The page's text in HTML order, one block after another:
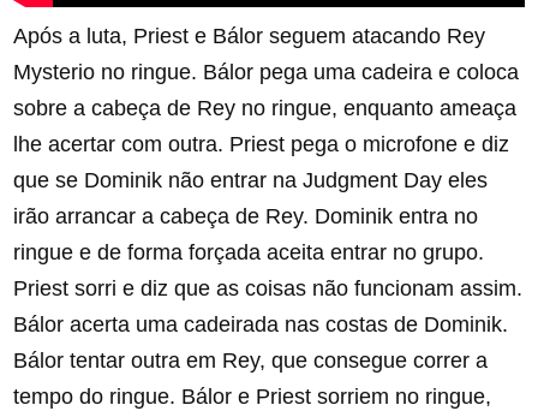
Após a luta, Priest e Bálor seguem atacando Rey
Mysterio no ringue. Bálor pega uma cadeira e coloca
sobre a cabeça de Rey no ringue, enquanto ameaça
lhe acertar com outra. Priest pega o microfone e diz
que se Dominik não entrar na Judgment Day eles
irão arrancar a cabeça de Rey. Dominik entra no
ringue e de forma forçada aceita entrar no grupo.
Priest sorri e diz que as coisas não funcionam assim.
Bálor acerta uma cadeirada nas costas de Dominik.
Bálor tentar outra em Rey, que consegue correr a
tempo do ringue. Bálor e Priest sorriem no ringue,